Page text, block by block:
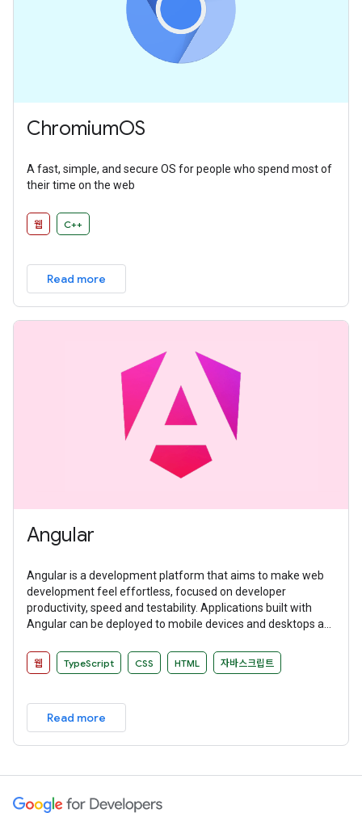
ChromiumOS
A fast, simple, and secure OS for people who spend most of
their time on the web
웹 C++
Read more
Angular
Angular is a development platform that aims to make web
development feel effortless, focused on developer
productivity, speed and testability. Applications built with
Angular can be deployed to mobile devices and desktops as
웹 TypeScript CSS HTML 자바스크립트
Read more